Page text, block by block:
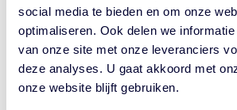
social media te bieden en om onze
optimaliseren. Ook delen we
van onze site met onze leveranciers
deze analyses. U gaat akkoord met
onze website blijft gebruiken.
Met de aankoop van participaties
leningen aan bestaande
Deze centrales zijn al operationeel en
maken nog gebruik van risicodragend